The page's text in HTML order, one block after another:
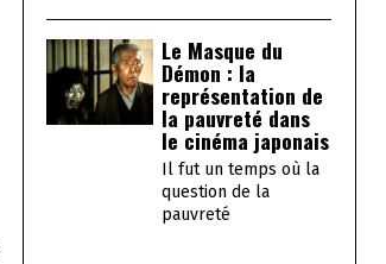
Le Masque du
Démon : la
représentation de
la pauvreté dans
le cinéma japonais
Il fut un temps où la
question de la
pauvreté